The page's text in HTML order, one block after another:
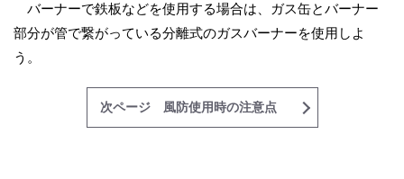
バーナーで鉄板などを使用する場合は、ガス缶とバーナー
部分が管で繋がっている分離式のガスバーナーを使用しよ
う。
次ページ 風防使用時の注意点